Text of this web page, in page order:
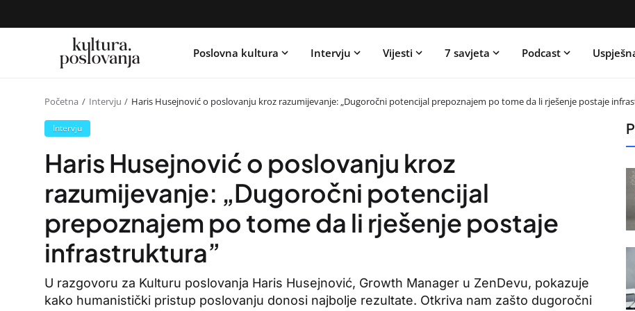
Poslovna kultura Intervju Vijesti 7 savjeta Podcast
Početna Intervju Haris Husejnović o poslovanju kroz razumijevanje: „Dugoročni potencijal prepoznajem po tome da li rješenje postaje
Intervju
Haris Husejnović o poslovanju kroz
razumijevanje: „Dugoročni potencijal
prepoznajem po tome da li rješenje postaje
infrastruktura”
U razgovoru za Kulturu poslovanja Haris Husejnović, Growth Manager u ZenDevu, pokazuje
kako humanistički pristup poslovanju donosi najbolje rezultate. Otkriva nam zašto dugoročni